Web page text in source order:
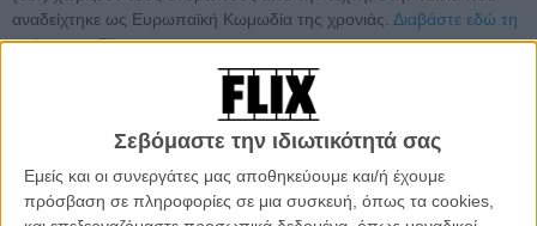
Σεβόμαστε την ιδιωτικότητά σας
Εμείς και οι συνεργάτες μας αποθηκεύουμε και/ή έχουμε
πρόσβαση σε πληροφορίες σε μια συσκευή, όπως τα cookies,
αναδείχτηκε ως Ευρωπαϊκή Κωμωδία της χρονιάς. Διαβάστε εδώ τη
γνώμη του Flix.
Η ταινία προβάλλεται στις 23.00 στο Κανάλι της Βουλής